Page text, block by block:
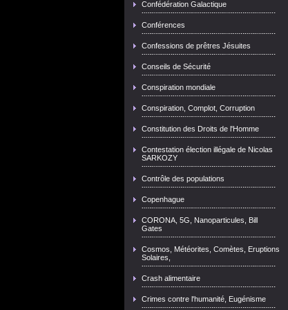
Confédération Galactique
Conférences
Confessions de prêtres Jésuites
Conseils de Sécurité
Conspiration mondiale
Conspiration, Complot, Corruption
Constitution des Droits de l'Homme
Contestation élection illégale de Nicolas
SARKOZY
Contrôle des populations
Copenhague
CORONA, 5G, Nanoparticules, Bill
Gates
Cosmos, Météorites, Comètes, Eruptions
Solaires,
Crash alimentaire
Crimes contre l'humanité, Eugénisme